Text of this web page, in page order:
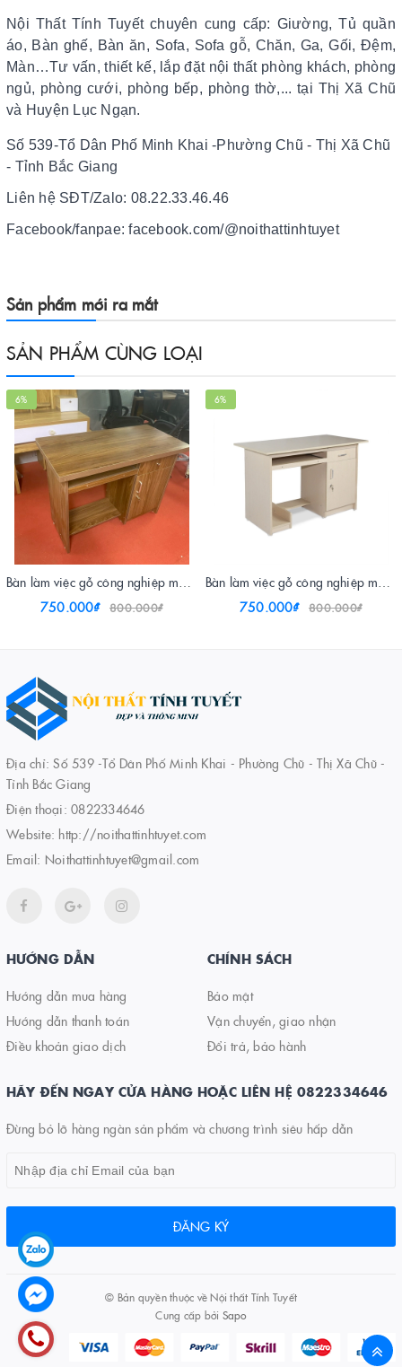
Nội Thất Tính Tuyết chuyên cung cấp: Giường, Tủ quần
áo, Bàn ghế, Bàn ăn, Sofa, Sofa gỗ, Chăn, Ga, Gối, Đệm,
Màn…Tư vấn, thiết kế, lắp đặt nội thất phòng khách, phòng
ngủ, phòng cưới, phòng bếp, phòng thờ,... tại Thị Xã Chũ
và Huyện Lục Ngạn.
Số 539-Tổ Dân Phố Minh Khai -Phường Chũ - Thị Xã Chũ
- Tỉnh Bắc Giang
Liên hệ SĐT/Zalo: 08.22.33.46.46
Facebook/fanpae: facebook.com/@noithattinhtuyet
Sản phẩm mới ra mắt
SẢN PHẨM CÙNG LOẠI
6%
750.000₫
800.000₫
6%
750.000₫
800.000₫
Địa chỉ: Số 539 -Tổ Dân Phố Minh Khai - Phường Chũ - Thị Xã Chũ -
Tỉnh Bắc Giang
Điện thoại: 0822334646
Website: http://noithattinhtuyet.com
Email: Noithattinhtuyet@gmail.com
HƯỚNG DẪN
Hướng dẫn mua hàng
Hướng dẫn thanh toán
Điều khoản giao dịch
CHÍNH SÁCH
Bảo mật
Vận chuyển, giao nhận
Đổi trả, bảo hành
HÃY ĐẾN NGAY CỬA HÀNG HOẶC LIÊN HỆ 0822334646
Đừng bỏ lỡ hàng ngàn sản phẩm và chương trình siêu hấp dẫn
ĐĂNG KÝ
© Bản quyền thuộc vềNội thất Tính Tuyết
Cung cấp bởi Sapo